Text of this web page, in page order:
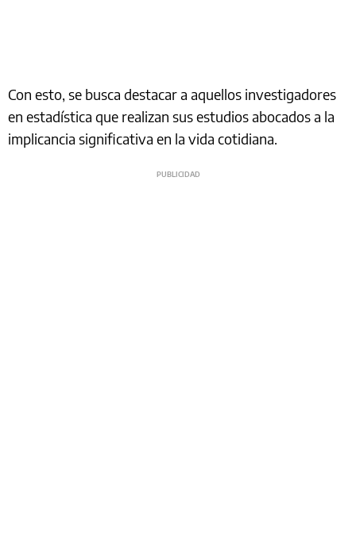
Con esto, se busca destacar a aquellos investigadores
en estadística que realizan sus estudios abocados a la
implicancia significativa en la vida cotidiana.